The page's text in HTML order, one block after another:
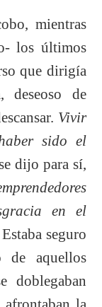
mientras
los últimos
que dirigía
deseoso de
Vivir
sido el
dijo para sí,
en el
Estaba seguro
de aquellos
doblegaban